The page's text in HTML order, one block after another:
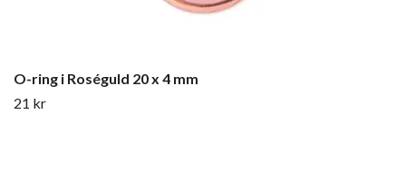
O-ring i Roséguld 20 x 4 mm
21 kr